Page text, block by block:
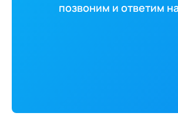
позвоним и ответим